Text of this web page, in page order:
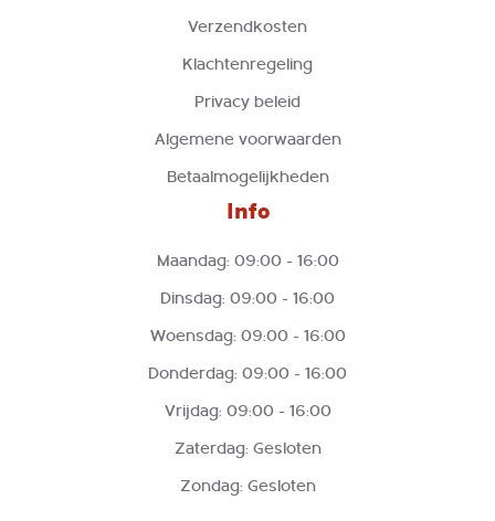
Verzendkosten
Klachtenregeling
Privacy beleid
Algemene voorwaarden
Betaalmogelijkheden
Info
Maandag: 09:00 - 16:00
Dinsdag: 09:00 - 16:00
Woensdag: 09:00 - 16:00
Donderdag: 09:00 - 16:00
Vrijdag: 09:00 - 16:00
Zaterdag: Gesloten
Zondag: Gesloten